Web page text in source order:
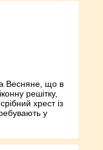
Весняне, що в
решітку,
хрест із
у